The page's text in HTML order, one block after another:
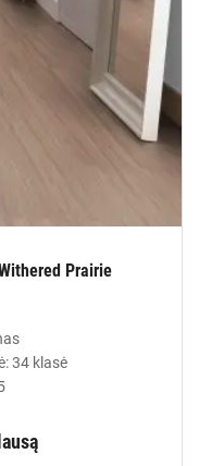
Prairie
34 klasė